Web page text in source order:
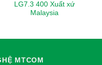
LG7.3 400 Xuất xứ
Malaysia
MTCOM